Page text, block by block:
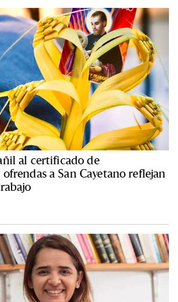
al certificado de
a San Cayetano reflejan